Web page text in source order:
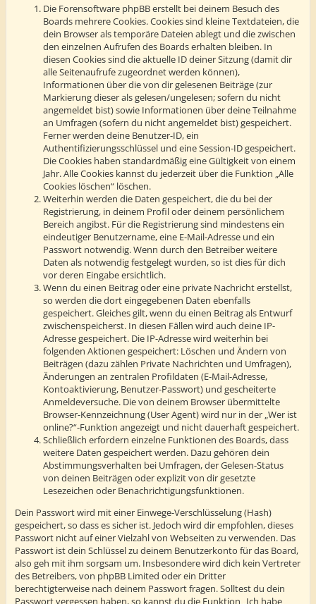
Die Forensoftware phpBB erstellt bei deinem Besuch des
Boards mehrere Cookies. Cookies sind kleine Textdateien, die
dein Browser als temporäre Dateien ablegt und die zwischen
den einzelnen Aufrufen des Boards erhalten bleiben. In
diesen Cookies sind die aktuelle ID deiner Sitzung (damit dir
alle Seitenaufrufe zugeordnet werden können),
Informationen über die von dir gelesenen Beiträge (zur
Markierung dieser als gelesen/ungelesen; sofern du nicht
angemeldet bist) sowie Informationen über deine Teilnahme
an Umfragen (sofern du nicht angemeldet bist) gespeichert.
Ferner werden deine Benutzer-ID, ein
Authentifizierungsschlüssel und eine Session-ID gespeichert.
Die Cookies haben standardmäßig eine Gültigkeit von einem
Jahr. Alle Cookies kannst du jederzeit über die Funktion „Alle
Cookies löschen“ löschen.
Weiterhin werden die Daten gespeichert, die du bei der
Registrierung, in deinem Profil oder deinem persönlichem
Bereich angibst. Für die Registrierung sind mindestens ein
eindeutiger Benutzername, eine E-Mail-Adresse und ein
Passwort notwendig. Wenn durch den Betreiber weitere
Daten als notwendig festgelegt wurden, so ist dies für dich
vor deren Eingabe ersichtlich.
Wenn du einen Beitrag oder eine private Nachricht erstellst,
so werden die dort eingegebenen Daten ebenfalls
gespeichert. Gleiches gilt, wenn du einen Beitrag als Entwurf
zwischenspeicherst. In diesen Fällen wird auch deine IP-
Adresse gespeichert. Die IP-Adresse wird weiterhin bei
folgenden Aktionen gespeichert: Löschen und Ändern von
Beiträgen (dazu zählen Private Nachrichten und Umfragen),
Änderungen an zentralen Profildaten (E-Mail-Adresse,
Kontoaktivierung, Benutzer-Passwort) und gescheiterte
Anmeldeversuche. Die von deinem Browser übermittelte
Browser-Kennzeichnung (User Agent) wird nur in der „Wer ist
online?“-Funktion angezeigt und nicht dauerhaft gespeichert.
Schließlich erfordern einzelne Funktionen des Boards, dass
weitere Daten gespeichert werden. Dazu gehören dein
Abstimmungsverhalten bei Umfragen, der Gelesen-Status
von deinen Beiträgen oder explizit von dir gesetzte
Lesezeichen oder Benachrichtigungsfunktionen.
Dein Passwort wird mit einer Einwege-Verschlüsselung (Hash)
gespeichert, so dass es sicher ist. Jedoch wird dir empfohlen, dieses
Passwort nicht auf einer Vielzahl von Webseiten zu verwenden. Das
Passwort ist dein Schlüssel zu deinem Benutzerkonto für das Board,
also geh mit ihm sorgsam um. Insbesondere wird dich kein Vertreter
des Betreibers, von phpBB Limited oder ein Dritter
berechtigterweise nach deinem Passwort fragen. Solltest du dein
Passwort vergessen haben, so kannst du die Funktion „Ich habe